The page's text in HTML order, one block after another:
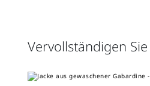
Vervollständigen